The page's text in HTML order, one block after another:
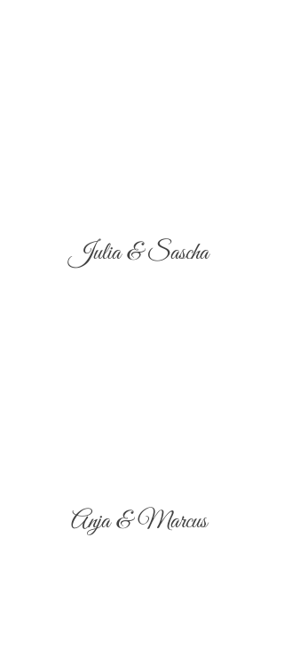
Julia & Sascha
Anja & Marcus